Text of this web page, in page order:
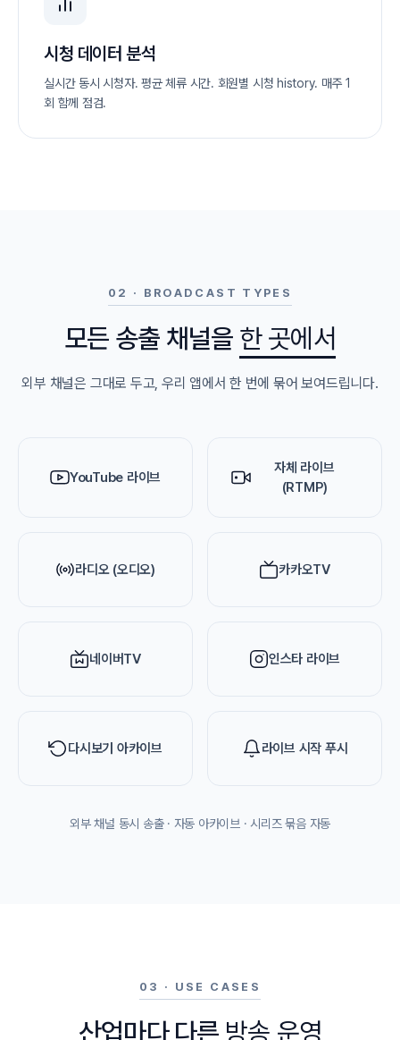
시청 데이터 분석
실시간 동시 시청자. 평균 체류 시간. 회원별 시청 history. 매주 1
회 함께 점검.
02 · BROADCAST TYPES
모든 송출 채널을 한 곳에서
외부 채널은 그대로 두고, 우리 앱에서 한 번에 묶어 보여드립니다.
YouTube 라이브
자체 라이브
(RTMP)
라디오 (오디오) 카카오TV
네이버TV 인스타 라이브
다시보기 아카이브 라이브 시작 푸시
외부 채널 동시 송출 · 자동 아카이브 · 시리즈 묶음 자동
03 · USE CASES
산업마다 다른 방송 운영